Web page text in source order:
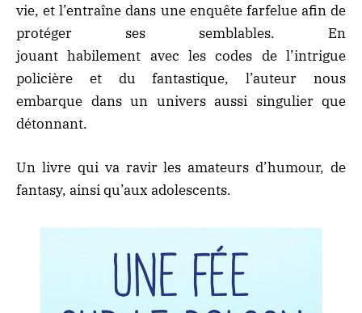
vie, et l’entraîne dans une enquête farfelue afin de
protéger ses semblables. En
jouant habilement avec les codes de l’intrigue
policière et du fantastique, l’auteur nous
embarque dans un univers aussi singulier que
détonnant.
Un livre qui va ravir les amateurs d’humour, de
fantasy, ainsi qu’aux adolescents.